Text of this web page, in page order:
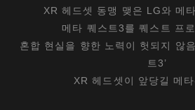
XR 헤드셋 동맹 맺은 LG와 메
메타 퀘스트3를 퀘스트 프
혼합 현실을 향한 노력이 헛되지 않
트3’
XR 헤드셋이 앞당길 메